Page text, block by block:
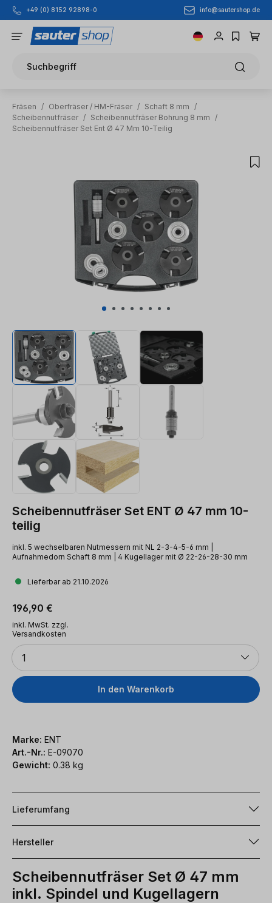
Zum Hauptinhalt springen
+49 (0) 8152 92898-0 info@sautershop.de
Suchbegriff
Fräsen / Oberfräser / HM-Fräser / Schaft 8 mm
/
Scheibennutfräser / Scheibennutfräser Bohrung 8 mm
/
Scheibennutfräser Set Ent Ø 47 Mm 10-Teilig
Scheibennutfräser Set ENT Ø 47 mm 10-
teilig
inkl. 5 wechselbaren Nutmessern mit NL 2-3-4-5-6 mm |
Aufnahmedorn Schaft 8 mm | 4 Kugellager mit Ø 22-26-28-30 mm
Lieferbar ab 21.10.2026
Regulärer Preis:
196,90 €
inkl. MwSt. zzgl.
Versandkosten
Anzahl
1
In den Warenkorb
Marke: ENT
Art.-Nr.: E-09070
Gewicht: 0.38 kg
Lieferumfang
Hersteller
Scheibennutfräser Set Ø 47 mm
inkl. Spindel und Kugellagern